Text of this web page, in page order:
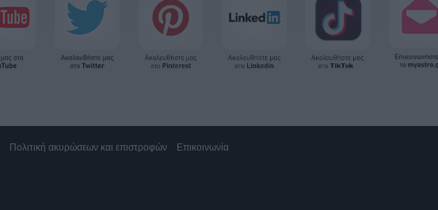
Πολιτική ακυρώσεων και επιστροφών Επικοινωνία